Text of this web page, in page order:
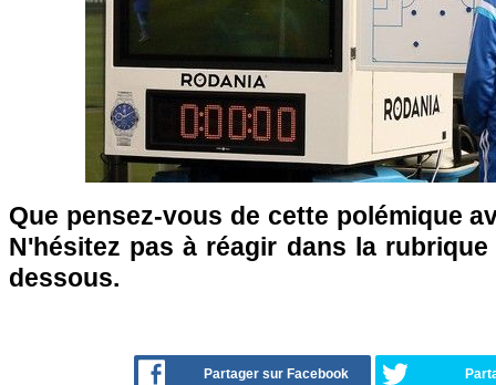
Que pensez-vous de cette polémique
N'hésitez pas à réagir dans la
dessous.
Partager sur Facebook